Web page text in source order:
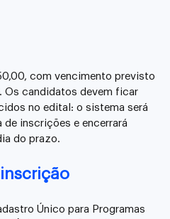
com vencimento previsto
Os candidatos devem ficar
no edital: o sistema será
de inscrições e encerrará
do prazo.
Único para Programas